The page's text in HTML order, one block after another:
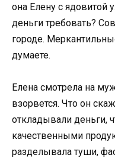
она Елену с ядовитой
деньги требовать?
городе.
думаете.
Елена смотрела на
взорвется. Что он
откладывали деньги,
качественными
разделывала туши,